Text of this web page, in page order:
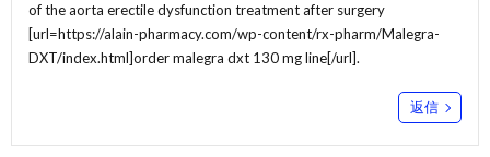
of the aorta erectile dysfunction treatment after surgery
[url=https://alain-pharmacy.com/wp-content/rx-pharm/Malegra-
DXT/index.html]order malegra dxt 130 mg line[/url].
返信